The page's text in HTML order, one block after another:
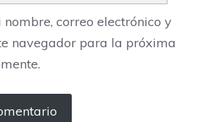
correo electrónico y
navegador para la próxima